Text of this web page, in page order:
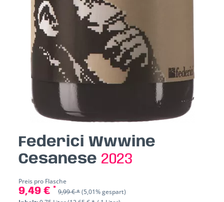
Federici Wwwine
Cesanese 2023
Preis pro Flasche
9,49 € * 9,99 € *(5,01% gespart)